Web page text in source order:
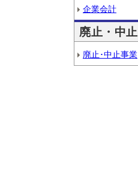
企業会計
廃止・中止
廃止･中止事業